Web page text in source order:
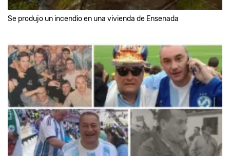
Se produjo un incendio en una vivienda de Ensenada